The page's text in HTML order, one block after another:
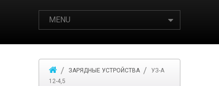
MENU
ЗАРЯДНЫЕ УСТРОЙСТВА
УЗ-А
12-4,5